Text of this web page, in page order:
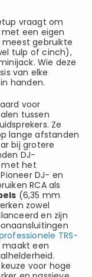
vraagt om
een eigen
gebruikte
tulp of cinch),
Wie deze
van elke
handen.
voor
tussen
Ze
lange afstanden
bij grotere
DJ-
met het
DJ- en
RCA als
(6,35 mm
zowel
en zijn
TRS-
maakt een
voor hoge